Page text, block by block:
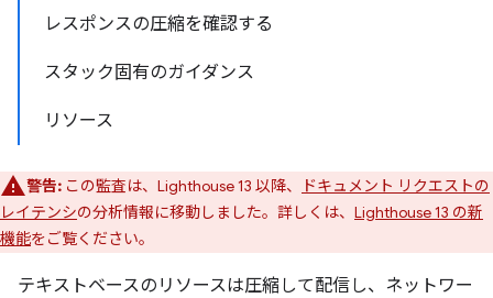
レスポンスの圧縮を確認する
スタック固有のガイダンス
リソース
警告: この監査は、Lighthouse 13 以降、
ドキュメント リクエストの
レイテンシの分析情報に移動しました。詳しくは、 Lighthouse 13 の新
機能をご覧ください。
テキストベースのリソースは圧縮して配信し、ネットワー